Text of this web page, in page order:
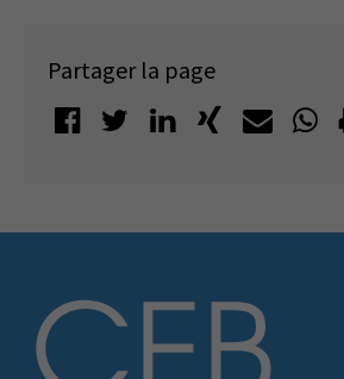
Partager la page